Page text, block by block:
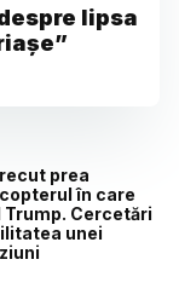
lipsa
prea
în care
Trump. Cercetări
unei